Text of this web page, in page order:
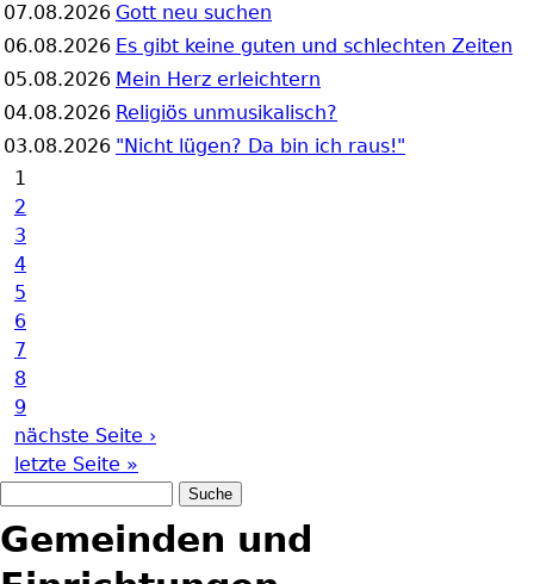
07.08.2026 Gott neu suchen
06.08.2026 Es gibt keine guten und schlechten Zeiten
05.08.2026 Mein Herz erleichtern
04.08.2026 Religiös unmusikalisch?
03.08.2026 "Nicht lügen? Da bin ich raus!"
Seiten
1
2
3
4
5
6
7
8
9
nächste Seite ›
letzte Seite »
Suchformular
Gemeinden und